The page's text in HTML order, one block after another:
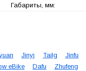
Габариты, мм:
Jinyi Tailg Jinfu
eBike Dafu Zhufeng